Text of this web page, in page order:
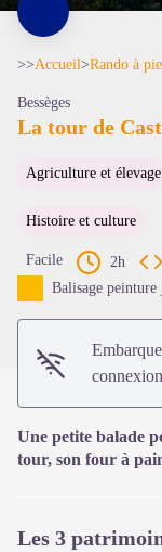
>>Accueil>Rando à
Bessèges
La tour de
Agriculture et élevage
Histoire et culture
Facile 2h
Balisage peinture
connexion
Une petite balade
tour, son four à
Les 3